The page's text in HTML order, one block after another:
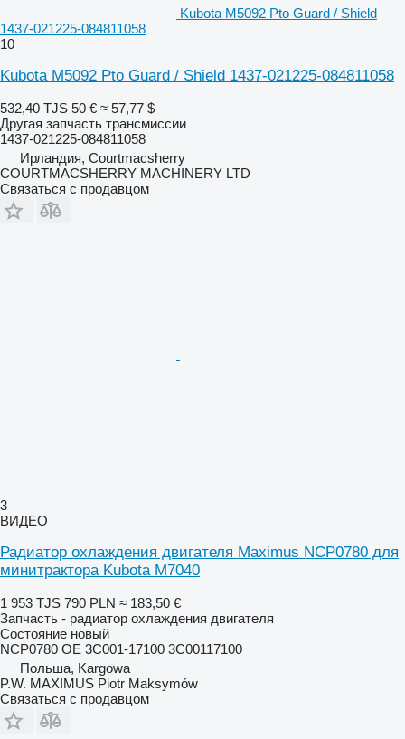
Kubota M5092 Pto Guard / Shield
1437-021225-084811058
10
Kubota M5092 Pto Guard / Shield 1437-021225-084811058
532,40 TJS 50 € ≈ 57,77 $
Другая запчасть трансмиссии
1437-021225-084811058
Ирландия, Courtmacsherry
COURTMACSHERRY MACHINERY LTD
Связаться с продавцом
3
ВИДЕО
Радиатор охлаждения двигателя Maximus NCP0780 для
минитрактора Kubota M7040
1 953 TJS 790 PLN ≈ 183,50 €
Запчасть - радиатор охлаждения двигателя
Состояние новый
NCP0780 OE 3C001-17100 3C00117100
Польша, Kargowa
P.W. MAXIMUS Piotr Maksymów
Связаться с продавцом